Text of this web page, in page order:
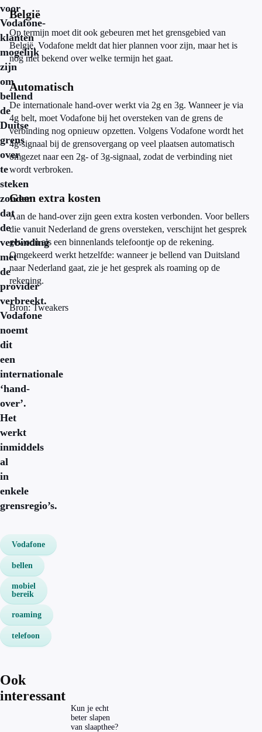
voor
Vodafone-
klanten
mogelijk
zijn
om
bellend
de
Duitse
grens
over
te
steken
zonder
dat
de
verbinding
met
de
provider
verbreekt.
Vodafone
noemt
dit
een
internationale
‘hand-
over’.
Het
werkt
inmiddels
al
in
enkele
grensregio’s.
België
Op termijn moet dit ook gebeuren met het grensgebied van
België. Vodafone meldt dat hier plannen voor zijn, maar het is
nog niet bekend over welke termijn het gaat.
Automatisch
De internationale hand-over werkt via 2g en 3g. Wanneer je via
4g belt, moet Vodafone bij het oversteken van de grens de
verbinding nog opnieuw opzetten. Volgens Vodafone wordt het
4g-signaal bij de grensovergang op veel plaatsen automatisch
omgezet naar een 2g- of 3g-signaal, zodat de verbinding niet
wordt verbroken.
Geen extra kosten
Aan de hand-over zijn geen extra kosten verbonden. Voor bellers
die vanuit Nederland de grens oversteken, verschijnt het gesprek
gewoon als een binnenlands telefoontje op de rekening.
Omgekeerd werkt hetzelfde: wanneer je bellend van Duitsland
naar Nederland gaat, zie je het gesprek als roaming op de
rekening.
Bron: Tweakers
Vodafone
bellen
mobiel
bereik
roaming
telefoon
Ook
interessant
Kun je echt
beter slapen
van slaapthee?